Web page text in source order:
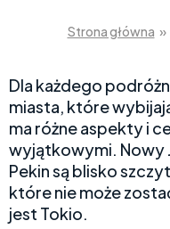
Strona główna »
Dla każdego
miasta, które
ma różne aspekty i
wyjątkowymi. Nowy
Pekin są blisko
które nie może
jest Tokio.